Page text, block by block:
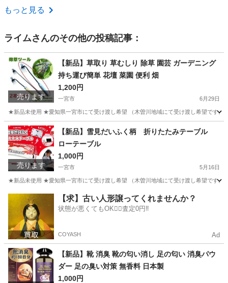
愛知 名古屋市
もっと見る
ライムさんのその他の投稿記事：
売ります
【新品】草取り 草むしり 除草 園芸 ガーデニング
持ち運び簡単 花壇 菜園 便利 畑
1,200円
一宮市 6月29日
★新品未使用 ★愛知県一宮市にて受け渡し希望 （木曽川地域にて受け渡し希望です
愛知 一宮市 その他 草取り
売ります
【新品】雪見だいふく柄 折りたたみテーブル
ローテーブル
1,000円
一宮市 5月16日
★新品未使用 ★愛知県一宮市にて受け渡し希望 （木曽川地域にて受け渡し希望です
その他 ロー
【求】古い人形譲ってくれませんか？
状態が悪くてもOK🙆‍♀️査定0円‼️
COYASH Ad
【新品】靴 消臭 靴の匂い消し 足の匂い 消臭パウ
ダー 足の臭い対策 無香料 日本製
1,000円